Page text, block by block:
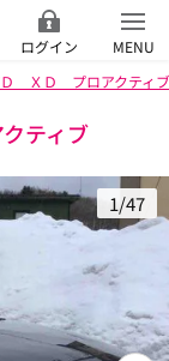
ログイン
MENU
Ｄ ＸＤ プロアクティブ
ティブ
1/47